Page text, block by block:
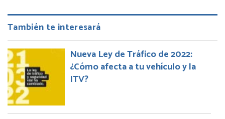
evitarlas
También te interesará
Nueva Ley de Tráfico de 2022:
¿Cómo afecta a tu vehículo y la
ITV?